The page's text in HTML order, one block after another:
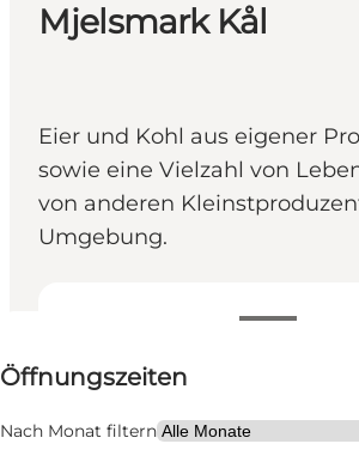
Mjelsmark Kål
Eier und Kohl aus eigener
sowie eine Vielzahl von
von anderen
Umgebung.
Öffnungszeiten anzeigen
Öffnungszeiten
Nach Monat filtern
Website besuchen
Freunde, Mein Partner, Mir selbst